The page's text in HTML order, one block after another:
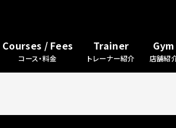
Courses / Fees
コース・料金
Trainer
トレーナー紹介
Gym
店舗紹